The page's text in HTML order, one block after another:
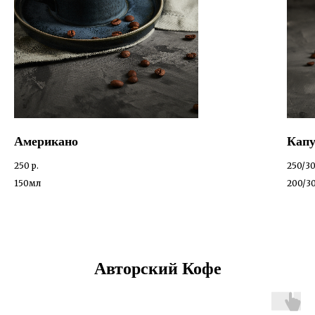
Американо
250 р.
150мл
250/
200/
Авторский Кофе